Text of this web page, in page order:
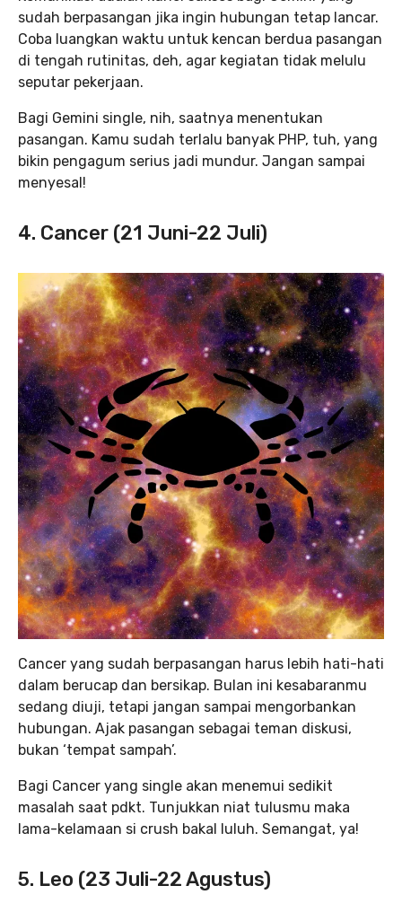
sudah berpasangan jika ingin hubungan tetap lancar.
Coba luangkan waktu untuk kencan berdua pasangan
di tengah rutinitas, deh, agar kegiatan tidak melulu
seputar pekerjaan.
Bagi Gemini single, nih, saatnya menentukan
pasangan. Kamu sudah terlalu banyak PHP, tuh, yang
bikin pengagum serius jadi mundur. Jangan sampai
menyesal!
4. Cancer (21 Juni-22 Juli)
Cancer yang sudah berpasangan harus lebih hati-hati
dalam berucap dan bersikap. Bulan ini kesabaranmu
sedang diuji, tetapi jangan sampai mengorbankan
hubungan. Ajak pasangan sebagai teman diskusi,
bukan ‘tempat sampah’.
Bagi Cancer yang single akan menemui sedikit
masalah saat pdkt. Tunjukkan niat tulusmu maka
lama-kelamaan si crush bakal luluh. Semangat, ya!
5. Leo (23 Juli-22 Agustus)